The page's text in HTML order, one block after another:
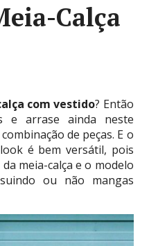
Calça
com vestido? Então
e arrase ainda neste
de peças. E o
é bem versátil, pois
meia-calça e o modelo
ou não mangas